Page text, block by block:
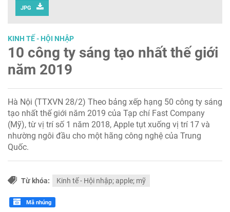
JPG
KINH TẾ - HỘI NHẬP
10 công ty sáng tạo nhất thế giới
năm 2019
Hà Nội (TTXVN 28/2) Theo bảng xếp hạng 50 công ty sáng
tạo nhất thế giới năm 2019 của Tạp chí Fast Company
(Mỹ), từ vị trí số 1 năm 2018, Apple tụt xuống vị trí 17 và
nhường ngôi đầu cho một hãng công nghệ của Trung
Quốc.
Từ khóa: Kinh tế - Hội nhập; apple; mỹ
Mã nhúng